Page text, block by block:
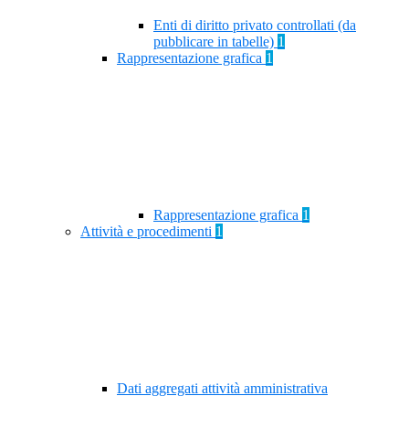
Enti di diritto privato controllati (da
pubblicare in tabelle) 1
Rappresentazione grafica 1
Rappresentazione grafica 1
Attività e procedimenti 1
Dati aggregati attività amministrativa